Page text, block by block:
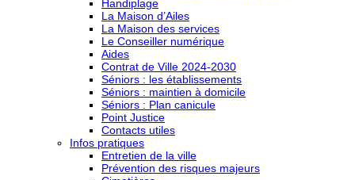
Handiplage
La Maison d’Ailes
La Maison des services
Le Conseiller numérique
Aides
Contrat de Ville 2024-2030
Séniors : les établissements
Séniors : maintien à domicile
Séniors : Plan canicule
Point Justice
Contacts utiles
Infos pratiques
Entretien de la ville
Prévention des risques majeurs